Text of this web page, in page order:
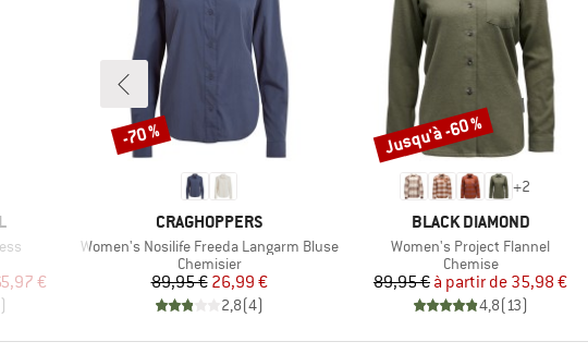
€
)
MARQUE
CRAGHOPPERS
Article
Women's Nosilife Freeda Langarm Bluse
Product group
Chemisier
Prix
89,95 €Prix réduit
26,99 €
2,8(4)
Remise
-70 %
+2
MARQUE
BLACK DIAMOND
Article
Women's Project Flannel
Product group
Chemise
Prix
89,95 € Prix réduit
à partir de 35,98 €
4,8(13)
Remise
Jusqu'à -60 %